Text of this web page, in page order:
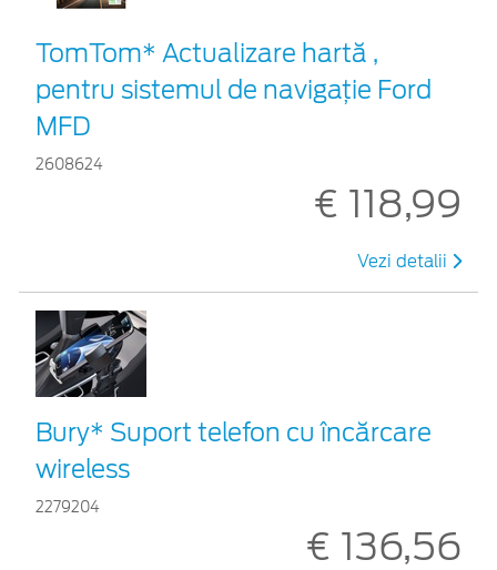
TomTom* Actualizare hartă ,
pentru sistemul de navigaţie Ford
MFD
2608624
€ 118,99
Vezi detalii
Bury* Suport telefon cu încărcare
wireless
2279204
€ 136,56